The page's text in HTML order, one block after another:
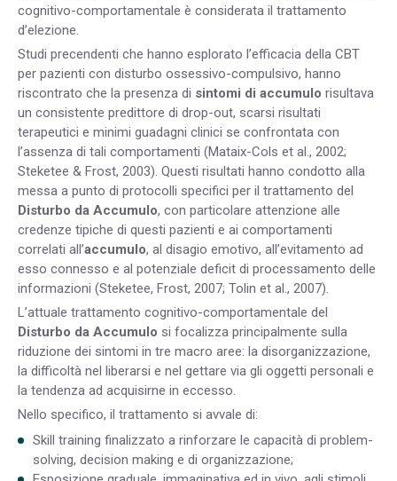
cognitivo-comportamentale è considerata il trattamento
d’elezione.
Studi precendenti che hanno esplorato l’efficacia della CBT
per pazienti con disturbo ossessivo-compulsivo, hanno
riscontrato che la presenza di sintomi di accumulo risultava
un consistente predittore di drop-out, scarsi risultati
terapeutici e minimi guadagni clinici se confrontata con
l’assenza di tali comportamenti (Mataix-Cols et al., 2002;
Steketee & Frost, 2003). Questi risultati hanno condotto alla
messa a punto di protocolli specifici per il trattamento del
Disturbo da Accumulo, con particolare attenzione alle
credenze tipiche di questi pazienti e ai comportamenti
correlati all’accumulo, al disagio emotivo, all’evitamento ad
esso connesso e al potenziale deficit di processamento delle
informazioni (Steketee, Frost, 2007; Tolin et al., 2007).
L’attuale trattamento cognitivo-comportamentale del
Disturbo da Accumulo si focalizza principalmente sulla
riduzione dei sintomi in tre macro aree: la disorganizzazione,
la difficoltà nel liberarsi e nel gettare via gli oggetti personali e
la tendenza ad acquisirne in eccesso.
Nello specifico, il trattamento si avvale di:
Skill training finalizzato a rinforzare le capacità di problem-
solving, decision making e di organizzazione;